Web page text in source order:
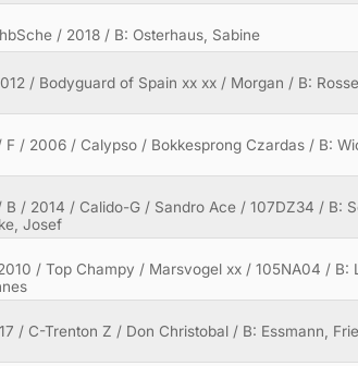
/ 2018 / B: Osterhaus, Sabine
/ Bodyguard of Spain xx xx / Morgan / B:
F / 2006 / Calypso / Bokkesprong Czardas / B:
B / 2014 / Calido-G / Sandro Ace / 107DZ34 / B:
Josef
/ Top Champy / Marsvogel xx / 105NA04 / B:
/ C-Trenton Z / Don Christobal / B: Essmann,